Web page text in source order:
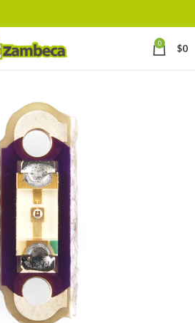
0 $0